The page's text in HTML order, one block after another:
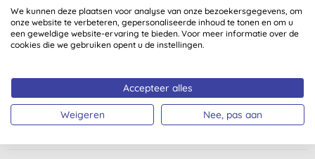
Ruikt lekker. Gaat lang mee.
R. R., Amsterdam
Heerlijk. Zachte geur, zachte rijke schuim. Zacht genoeg om ook
mee te scheren onder de douche.
S. L., Winneweer
We kunnen deze plaatsen voor analyse van onze bezoekersgegevens, om
onze website te verbeteren, gepersonaliseerde inhoud te tonen en om u
een geweldige website-ervaring te bieden. Voor meer informatie over de
cookies die we gebruiken opent u de instellingen.
Accepteer alles
Weigeren Nee, pas aan